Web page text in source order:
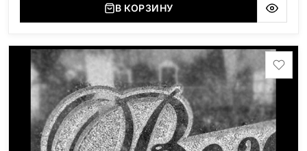
В КОРЗИНУ